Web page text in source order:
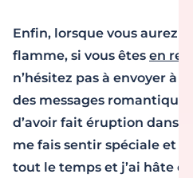
Enfin, lorsque vous aurez
flamme, si vous êtes en
n’hésitez pas à envoyer à
des messages romantiques
d’avoir fait éruption dans
me fais sentir spéciale et
tout le temps et j’ai hâte